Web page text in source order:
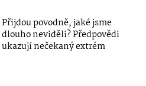
Přijdou povodně, jaké jsme
dlouho neviděli? Předpovědi
ukazují nečekaný extrém